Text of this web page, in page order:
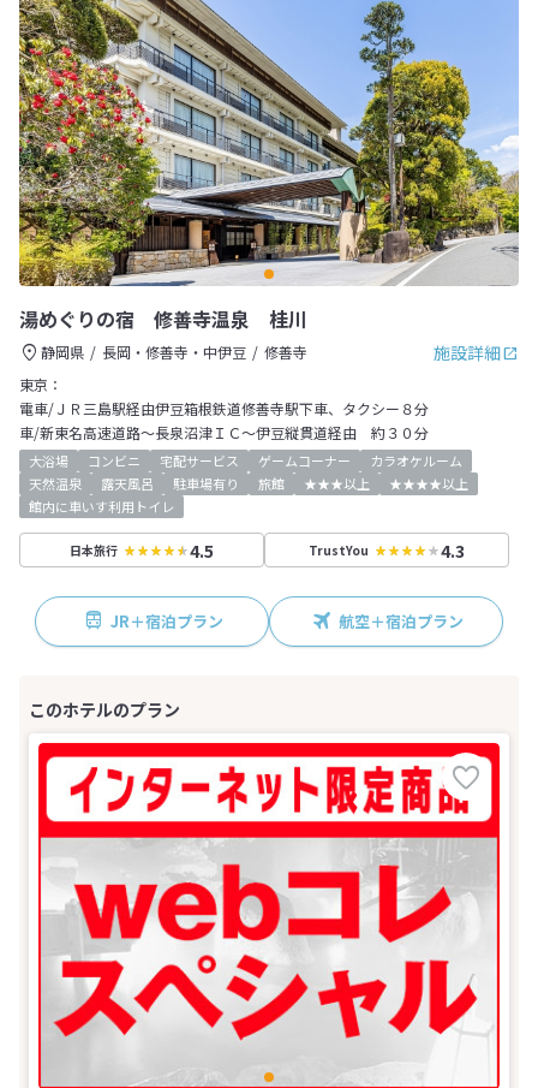
湯めぐりの宿 修善寺温泉 桂川
施設詳細
静岡県 長岡・修善寺・中伊豆
修善寺
東京：
電車/ＪＲ三島駅経由伊豆箱根鉄道修善寺駅下車、タクシー８分
車/新東名高速道路～長泉沼津ＩＣ～伊豆縦貫道経由 約３０分
大浴場 コンビニ 宅配サービス ゲームコーナー
カラオケルーム
天然温泉
露天風呂 駐車場有り 旅館 ★★★以上
★★★★以上
館内に車いす利用トイレ
日本旅行 4.5 TrustYou 4.3
JR＋宿泊プラン 航空＋宿泊プラン